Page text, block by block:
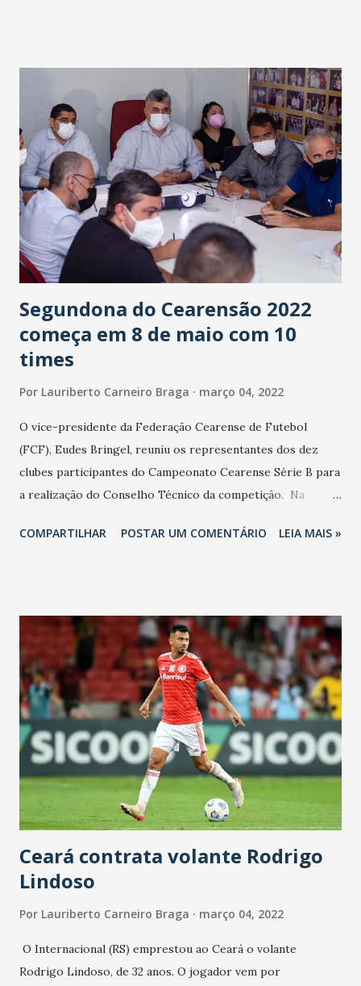
Segundona do Cearensão 2022
começa em 8 de maio com 10
times
Por Lauriberto Carneiro Braga março 04, 2022
O vice-presidente da Federação Cearense de Futebol
(FCF), Eudes Bringel, reuniu os representantes dos dez
clubes participantes do Campeonato Cearense Série B para
a realização do Conselho Técnico da competição. Na
Clube, Horizonte Futebol Clube, Maranguape Futebol
escolheram a fórmula de disputa do certame estadual. A 1ª
Fase será disputada pelos dez clubes da seguinte forma:
todos se enfrentam em partida de ida, e ao final das nove
rodadas, os cinco melhores colocados avançam para a 2ª
Fase enquanto os outros dois últimos colocados
descendem para a Série C 2023. Pela 2ª Fase, as cinco
equipes que avançaram se enfrentam em duelos de ida onde,
os dois melhores colocados ascendem à Série A 2023. A
divulgação da Tabela Básica e do Regulamento Específico
está prevista p...
COMPARTILHAR POSTAR UM COMENTÁRIO LEIA MAIS »
Ceará contrata volante Rodrigo
Lindoso
Por Lauriberto Carneiro Braga março 04, 2022
O Internacional (RS) emprestou ao Ceará o volante
Rodrigo Lindoso, de 32 anos. O jogador vem por